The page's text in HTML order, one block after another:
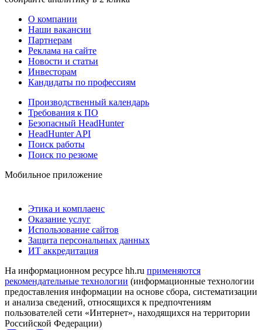
О компании
Наши вакансии
Партнерам
Реклама на сайте
Новости и статьи
Инвесторам
Кандидаты по профессиям
Производственный календарь
Требования к ПО
Безопасный HeadHunter
HeadHunter API
Поиск работы
Поиск по резюме
Мобильное приложение
Этика и комплаенс
Оказание услуг
Использование сайтов
Защита персональных данных
ИТ аккредитация
На информационном ресурсе hh.ru применяются
рекомендательные технологии (информационные технологии
предоставления информации на основе сбора, систематизации
и анализа сведений, относящихся к предпочтениям
пользователей сети «Интернет», находящихся на территории
Российской Федерации)